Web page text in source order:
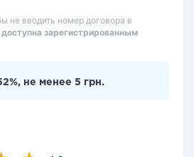
не вводить номер договора в
доступна зарегистрированным
не менее 5 грн.